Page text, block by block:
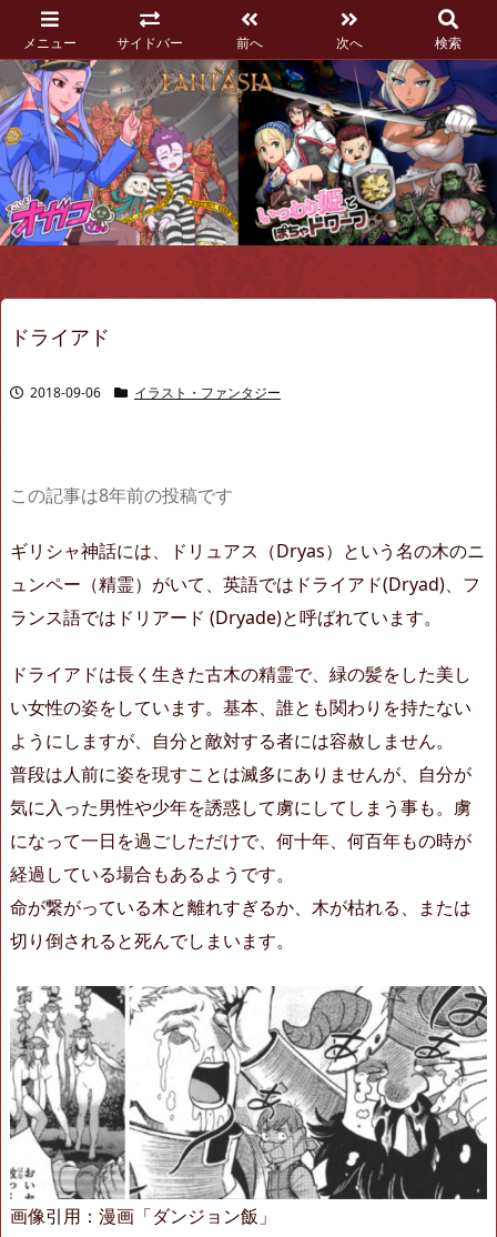
メニュー サイドバー 前へ 次へ 検索
ドライアド
2018-09-06 イラスト・ファンタジー
この記事は8年前の投稿です
ギリシャ神話には、ドリュアス（Dryas）という名の木のニ
ュンペー（精霊）がいて、英語ではドライアド(Dryad)、フ
ランス語ではドリアード (Dryade)と呼ばれています。
ドライアドは長く生きた古木の精霊で、緑の髪をした美し
い女性の姿をしています。基本、誰とも関わりを持たない
ようにしますが、自分と敵対する者には容赦しません。
普段は人前に姿を現すことは滅多にありませんが、自分が
気に入った男性や少年を誘惑して虜にしてしまう事も。虜
になって一日を過ごしただけで、何十年、何百年もの時が
経過している場合もあるようです。
命が繋がっている木と離れすぎるか、木が枯れる、または
切り倒されると死んでしまいます。
画像引用：漫画「ダンジョン飯」